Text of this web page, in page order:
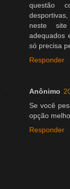
questão
neste
adequados
só precisa
Responder
Anônimo
Se você
opção
Responder